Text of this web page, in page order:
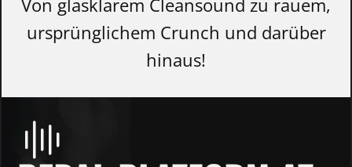
Von glasklarem Cleansound zu rauem,
ursprünglichem Crunch und darüber
hinaus!